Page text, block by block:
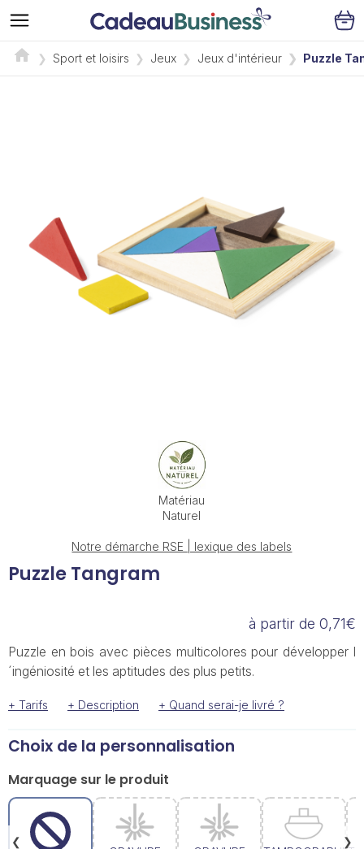
Sport et loisirs Jeux Jeux d'intérieur Puzzle
Matériau
Naturel
Notre démarche RSE | lexique des labels
Puzzle Tangram
à partir de 0,71€
Puzzle en bois avec pièces multicolores pour développer l
´ingéniosité et les aptitudes des plus petits.
+ Tarifs + Description + Quand serai-je livré ?
Choix de la personnalisation
Marquage sur le produit
❯
❮